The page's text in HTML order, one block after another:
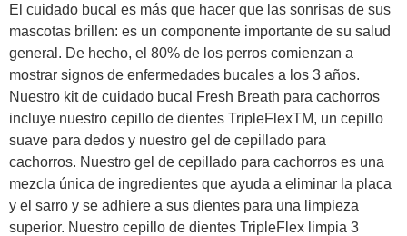
El cuidado bucal es más que hacer que las sonrisas de sus
mascotas brillen: es un componente importante de su salud
general. De hecho, el 80% de los perros comienzan a
mostrar signos de enfermedades bucales a los 3 años.
Nuestro kit de cuidado bucal Fresh Breath para cachorros
incluye nuestro cepillo de dientes TripleFlexTM, un cepillo
suave para dedos y nuestro gel de cepillado para
cachorros. Nuestro gel de cepillado para cachorros es una
mezcla única de ingredientes que ayuda a eliminar la placa
y el sarro y se adhiere a sus dientes para una limpieza
superior. Nuestro cepillo de dientes TripleFlex limpia 3